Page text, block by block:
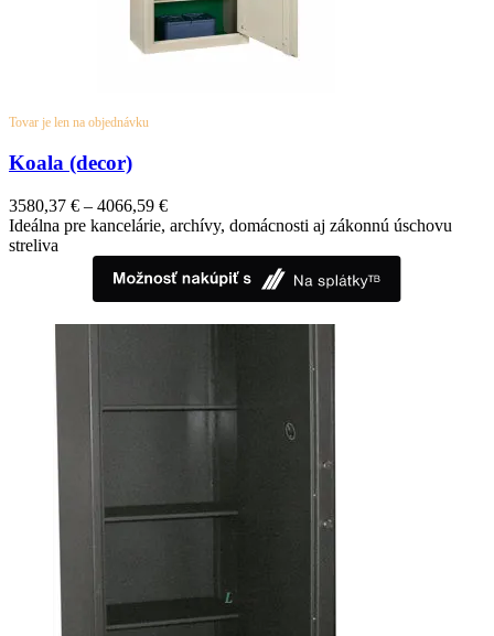
Tovar je len na objednávku
Koala (decor)
3580,37 € – 4066,59 €
Ideálna pre kancelárie, archívy, domácnosti aj zákonnú úschovu
streliva